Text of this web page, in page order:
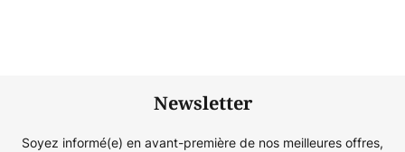
Newsletter
Soyez informé(e) en avant-première de nos meilleures offres,